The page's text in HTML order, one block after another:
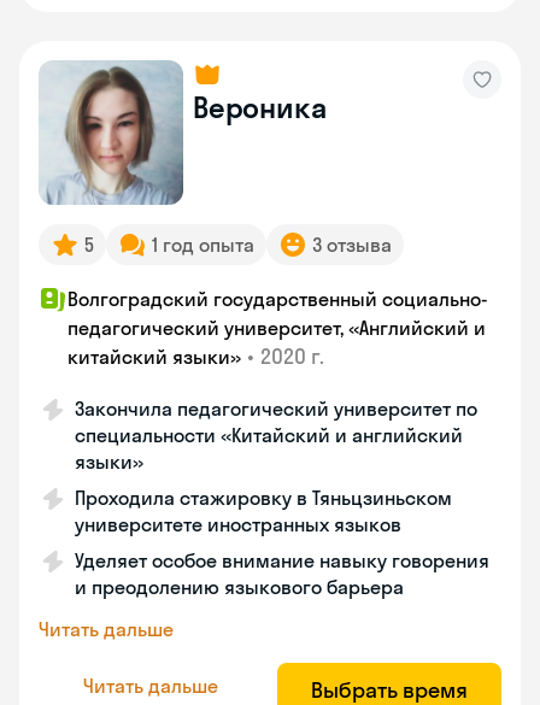
Вероника
5 1 год опыта 3 отзыва
Волгоградский государственный социально-
педагогический университет, «Английский и
китайский языки» • 2020 г.
Закончила педагогический университет по
специальности «Китайский и английский
языки»
Проходила стажировку в Тяньцзиньском
университете иностранных языков
Уделяет особое внимание навыку говорения
и преодолению языкового барьера
Читать дальше
Читать дальше Выбрать время